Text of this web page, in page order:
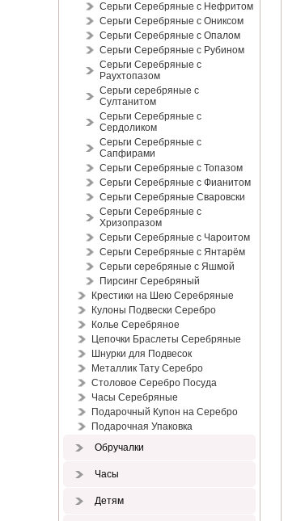
Серьги Серебряные с Нефритом
Серьги Серебряные с Ониксом
Серьги Серебряные с Опалом
Серьги Серебряные с Рубином
Серьги Серебряные с
Раухтопазом
Серьги серебряные с
Султанитом
Серьги Серебряные с
Сердоликом
Серьги Серебряные с
Сапфирами
Серьги Серебряные с Топазом
Серьги Серебряные с Фианитом
Серьги Серебряные Сваровски
Серьги Серебряные с
Хризопразом
Серьги Серебряные с Чароитом
Серьги Серебряные с Янтарём
Серьги серебряные с Яшмой
Пирсинг Серебряный
Крестики на Шею Серебряные
Кулоны Подвески Серебро
Колье Серебряное
Цепочки Браслеты Серебряные
Шнурки для Подвесок
Металлик Тату Серебро
Столовое Серебро Посуда
Часы Серебряные
Подарочный Купон на Серебро
Подарочная Упаковка
Обручалки
Часы
Детям